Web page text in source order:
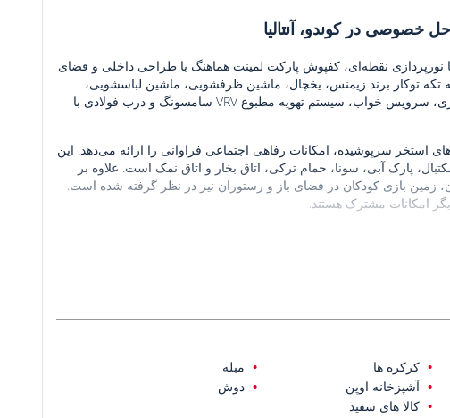
خصوصی در کوندو، آنتالیا
با سقف کاذب با نورپردازی نقطه‌ای، کفپوش پارکت لمینت هماهنگ با طراحی داخلی و فضای
توکار برند زیمنس، یخچال، ماشین ظرفشویی، ماشین لباسشویی،
تلویزیون LED هوشمند ۵۵ اینچ LG، سرویس مبلمان، میز ناهارخوری، سرویس خواب، سیستم تهویه مطبوع VRV سامسونگ و درب فولادی با
استخر سرپوشیده، امکانات رفاهی اجتماعی فراوانی را ارائه می‌دهد. این
پارک آبی، سونا، حمام ترکی، اتاق بخار و اتاق نمک است. علاوه بر
زمین بازی کودکان در فضای باز و رستوران نیز در نظر گرفته شده است.
امکانات مشترک هستند.
مدرن اطراف، ساختاری منظم و متعادل را برای زندگی دائمی و
خرید تراسیتی، ۸.۵ کیلومتری آبشار دودن و ۷ کیلومتری بیمارستان آنادولو واقع شده است. تقریباً ۳۰۰ متر از ساحل خصوصی سایت فاصله
کرکره ها
مبله
آشپزخانه اوپن
دوش
کالا های سفید